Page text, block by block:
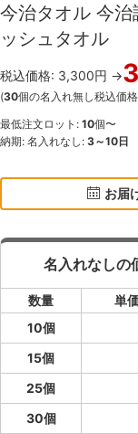
今治タオル 今
ッシュタオル
税込価格: 3,300円 →
(30個の名入れ無し税込価格
最低注文ロット: 10個〜
納期: 名入れなし: 3～10日
お届
名入れなしの
数量 単
10個
15個
25個
30個